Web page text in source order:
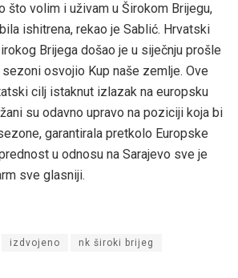
što volim i uživam u Širokom Brijegu,
ishitrena, rekao je Sablić. Hrvatski
Brijega došao je u siječnju prošle
osvojio Kup naše zemlje. Ove
cilj istaknut izlazak na europsku
su odavno upravo na poziciji koja bi
garantirala pretkolo Europske
u odnosu na Sarajevo sve je
sve glasniji.
izdvojeno nk široki brijeg